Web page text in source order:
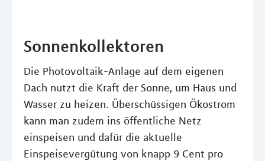
Sonnenkollektoren
Die Photovoltaik-Anlage auf dem eigenen
Dach nutzt die Kraft der Sonne, um Haus und
Wasser zu heizen. Überschüssigen Ökostrom
kann man zudem ins öffentliche Netz
einspeisen und dafür die aktuelle
Einspeisevergütung von knapp 9 Cent pro